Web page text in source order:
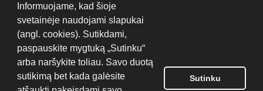
Svetainės naudojimo sąlygos
Informuojame, kad šioje
svetainėje naudojami slapukai
(angl. cookies). Sutikdami,
paspauskite mygtuką „Sutinku“
arba naršykite toliau. Savo duotą
sutikimą bet kada galėsite
Sutinku